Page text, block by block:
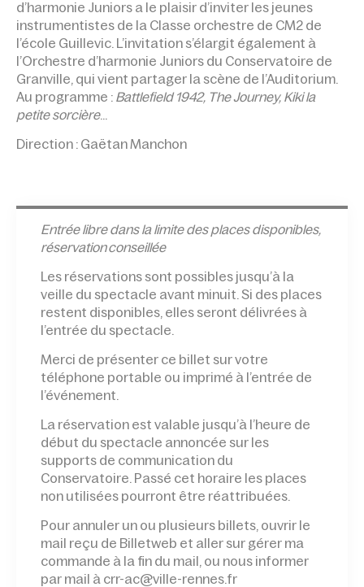
d’harmonie Juniors a le plaisir d’inviter les jeunes
instrumentistes de la Classe orchestre de CM2 de
l’école Guillevic. L’invitation s’élargit également à
l’Orchestre d’harmonie Juniors du Conservatoire de
Granville, qui vient partager la scène de l’Auditorium.
Au programme : Battlefield 1942, The Journey, Kiki la
petite sorcière…
Direction : Gaëtan Manchon
Entrée libre dans la limite des places disponibles,
réservation conseillée
Les réservations sont possibles jusqu’à la
veille du spectacle avant minuit. Si des places
restent disponibles, elles seront délivrées à
l’entrée du spectacle.
Merci de présenter ce billet sur votre
téléphone portable ou imprimé à l’entrée de
l’événement.
La réservation est valable jusqu’à l’heure de
début du spectacle annoncée sur les
supports de communication du
Conservatoire. Passé cet horaire les places
non utilisées pourront être réattribuées.
Pour annuler un ou plusieurs billets, ouvrir le
mail reçu de Billetweb et aller sur gérer ma
commande à la fin du mail, ou nous informer
par mail à crr-ac@ville-rennes.fr